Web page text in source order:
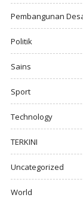
Pembangunan
Politik
Sains
Sport
Technology
TERKINI
Uncategorized
World